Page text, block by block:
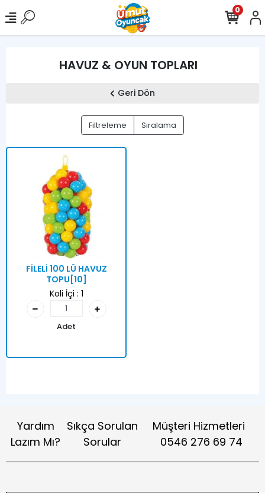
0
HAVUZ & OYUN TOPLARI
Geri Dön
Filtreleme Sıralama
FİLELİ 100 LÜ HAVUZ
TOPU[10]
Koli İçi : 1
Adet
Yardım
Lazım Mı?
Sıkça Sorulan
Sorular
Müşteri Hizmetleri
0546 276 69 74